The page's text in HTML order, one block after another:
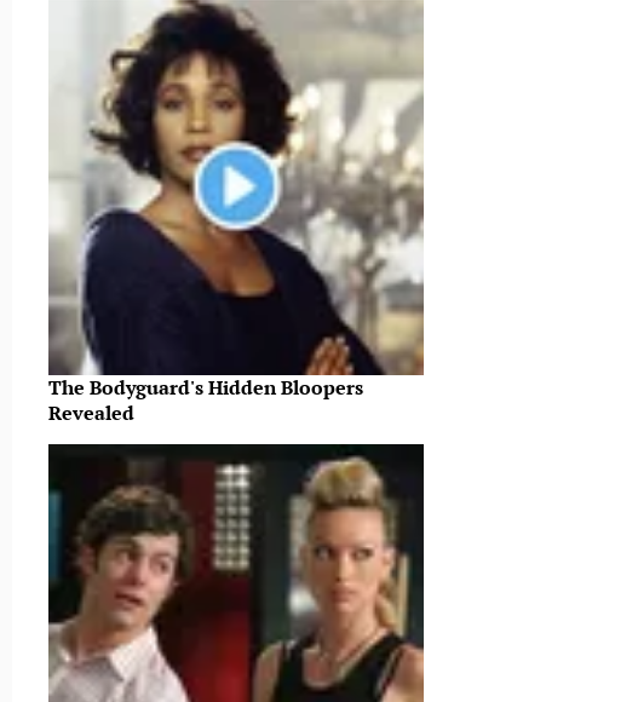
The Bodyguard's Hidden Bloopers
Revealed